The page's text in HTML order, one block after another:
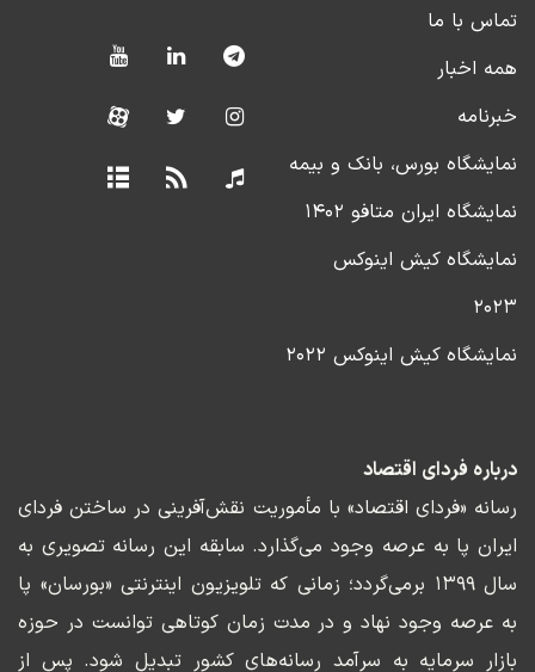
تماس با ما
همه اخبار
خبرنامه
نمایشگاه بورس، بانک و بیمه
نمایشگاه ایران متافو ۱۴۰۲
نمایشگاه کیش اینوکس
۲۰۲۳
نمایشگاه کیش اینوکس ۲۰۲۲
درباره فردای اقتصاد
رسانه «فردای اقتصاد» با مأموریت نقش‌آفرینی در ساختن فردای
ایران پا به عرصه وجود می‌گذارد. سابقه این رسانه تصویری به
سال ۱۳۹۹ برمی‌گردد؛ زمانی که تلویزیون اینترنتی «بورسان» پا
به عرصه وجود نهاد و در مدت زمان کوتاهی توانست در حوزه
بازار سرمایه به سرآمد رسانه‌های کشور تبدیل شود. پس از